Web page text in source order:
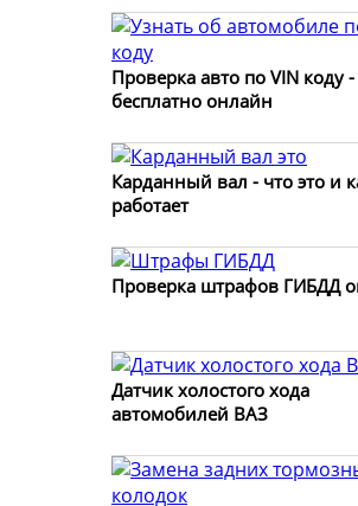
Проверка авто по VIN коду -
бесплатно онлайн
Карданный вал - что это и
работает
Проверка штрафов ГИБДД
Датчик холостого хода
автомобилей ВАЗ